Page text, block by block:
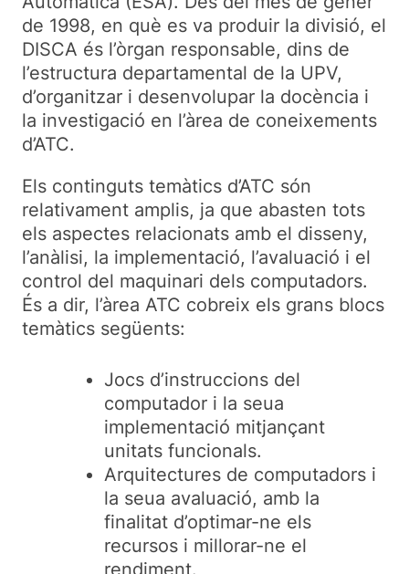
de 1998, en què es va produir la divisió, el
DISCA és l’òrgan responsable, dins de
l’estructura departamental de la UPV,
d’organitzar i desenvolupar la docència i
la investigació en l’àrea de coneixements
d’ATC.
Els continguts temàtics d’ATC són
relativament amplis, ja que abasten tots
els aspectes relacionats amb el disseny,
l’anàlisi, la implementació, l’avaluació i el
control del maquinari dels computadors.
És a dir, l’àrea ATC cobreix els grans blocs
temàtics següents:
Jocs d’instruccions del
computador i la seua
implementació mitjançant
unitats funcionals.
Arquitectures de computadors i
la seua avaluació, amb la
finalitat d’optimar-ne els
recursos i millorar-ne el
rendiment.